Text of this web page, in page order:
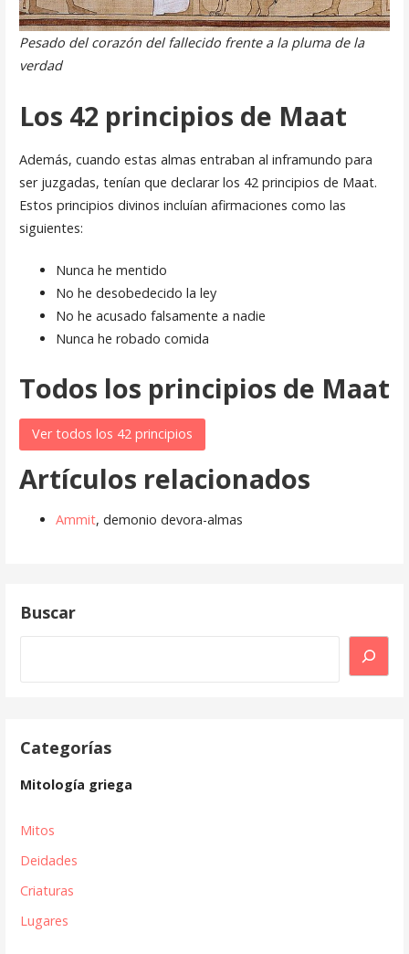
Pesado del corazón del fallecido frente a la pluma de la
verdad
Los 42 principios de Maat
Además, cuando estas almas entraban al inframundo para
ser juzgadas, tenían que declarar los 42 principios de Maat.
Estos principios divinos incluían afirmaciones como las
siguientes:
Nunca he mentido
No he desobedecido la ley
No he acusado falsamente a nadie
Nunca he robado comida
Todos los principios de Maat
Ver todos los 42 principios
Artículos relacionados
Ammit, demonio devora-almas
Buscar
Categorías
Mitología griega
Mitos
Deidades
Criaturas
Lugares